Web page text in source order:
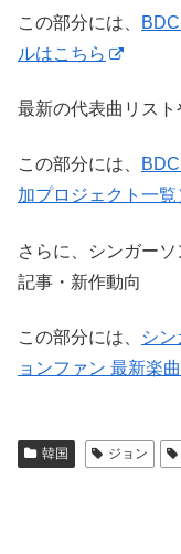
この部分には、
ルはこちら
最新の代表曲リス
この部分には、
加プロジェクト一覧
さらに、シンガー
記事・新作動向
この部分には、
シ
ョンファン 最新楽
韓国 ジョン